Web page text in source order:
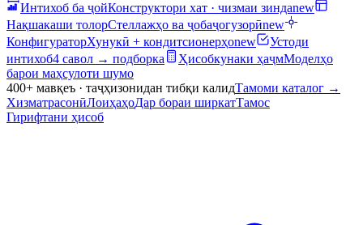
Интихоб ба ҷойКонструктори хат · чизмаи зиндаnew
Нақшакаши толорСтеллажҳо ва ҷобаҷогузорӣnew
КонфигураторХунукӣ + кондитсионерҳоnew
Устоди
интихоб4 савол → подборка Ҳисобкунаки ҳаҷмМоделҳо
барои маҳсулоти шумо
400+ мавқеъ · таҷҳизонидан тибқи калидТамоми каталог →
ХизматрасонӣЛоиҳаҳоДар бораи ширкатТамос
Гирифтани ҳисоб